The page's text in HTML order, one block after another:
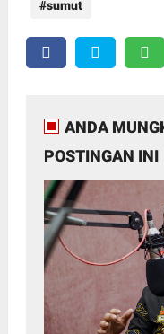
sumut
ANDA
POSTINGAN INI